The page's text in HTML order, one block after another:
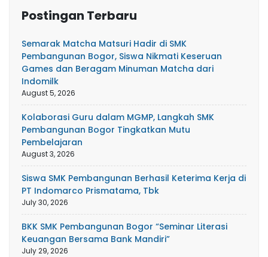
Postingan Terbaru
Semarak Matcha Matsuri Hadir di SMK
Pembangunan Bogor, Siswa Nikmati Keseruan
Games dan Beragam Minuman Matcha dari
Indomilk
August 5, 2026
Kolaborasi Guru dalam MGMP, Langkah SMK
Pembangunan Bogor Tingkatkan Mutu
Pembelajaran
August 3, 2026
Siswa SMK Pembangunan Berhasil Keterima Kerja di
PT Indomarco Prismatama, Tbk
July 30, 2026
BKK SMK Pembangunan Bogor “Seminar Literasi
Keuangan Bersama Bank Mandiri”
July 29, 2026